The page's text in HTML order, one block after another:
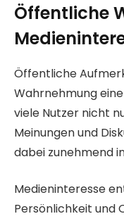
Öffentliche
Öffentliche
Wahrnehmung
viele Nutzer nicht
Meinungen und
dabei zunehmend
Medieninteresse
Persönlichkeit und